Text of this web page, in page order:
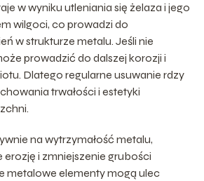
w wyniku utleniania się żelaza i jego
wilgoci, co prowadzi do
w strukturze metalu. Jeśli nie
prowadzić do dalszej korozji i
Dlatego regularne usuwanie rdzy
trwałości i estetyki
na wytrzymałość metalu,
i zmniejszenie grubości
metalowe elementy mogą ulec